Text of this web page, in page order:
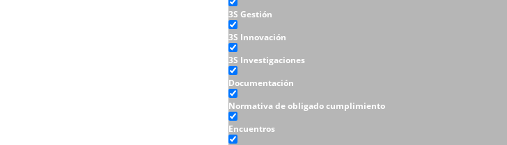
3S Gestión
3S Innovación
3S Investigaciones
Documentación
Normativa de obligado cumplimiento
Encuentros